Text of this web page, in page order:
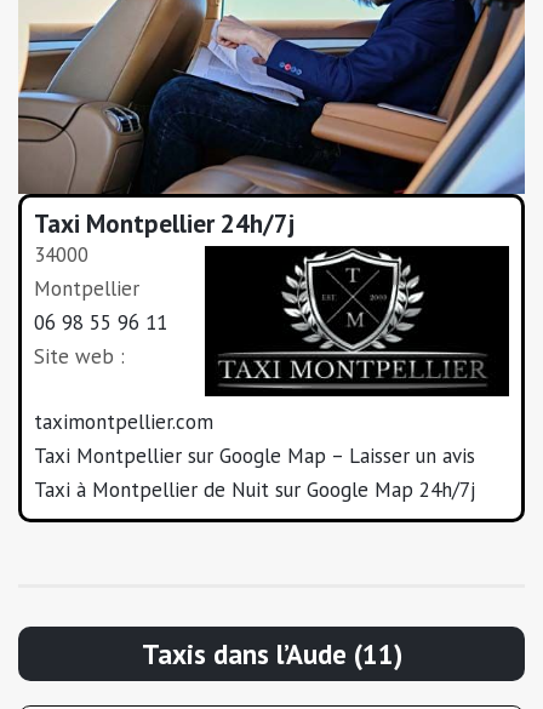
Taxi Montpellier 24h/7j
34000
Montpellier
06 98 55 96 11
Site web :
taximontpellier.com
Taxi Montpellier sur Google Map – Laisser un avis
Taxi à Montpellier de Nuit sur Google Map 24h/7j
Taxis dans l’Aude (11)